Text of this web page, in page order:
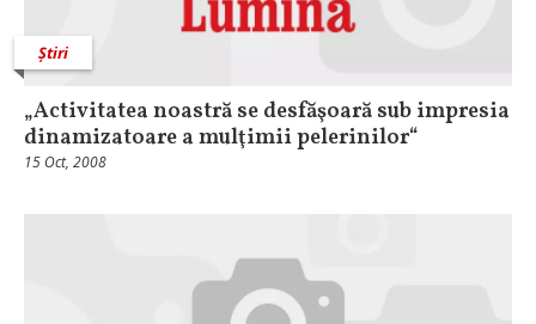
Știri
„Activitatea noastră se desfăşoară sub impresia
dinamizatoare a mulţimii pelerinilor“
15 Oct, 2008